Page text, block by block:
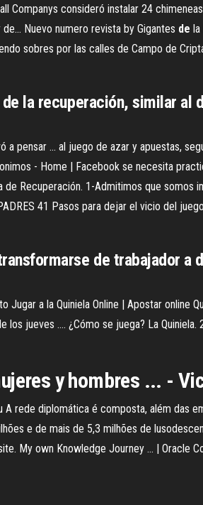
Companys consideró instalar 24
de… Nuevo numero revista by Gigantes de la
sobres por las calles de Campo de
la recuperación, similar al
a pensar ... al juego de azar y apuestas,
- Home | Facebook se necesita
de Recuperación. 1-Admitimos que
41 Pasos para dejar el vicio del
de trabajador a
Jugar a la Quiniela Online | Apostar online
jueves .... ¿Cómo se juega? La
y hombres ... -
A rede diplomática é composta, além das
e de mais de 5,3 milhões de
My own Knowledge Journey ... | Oracle